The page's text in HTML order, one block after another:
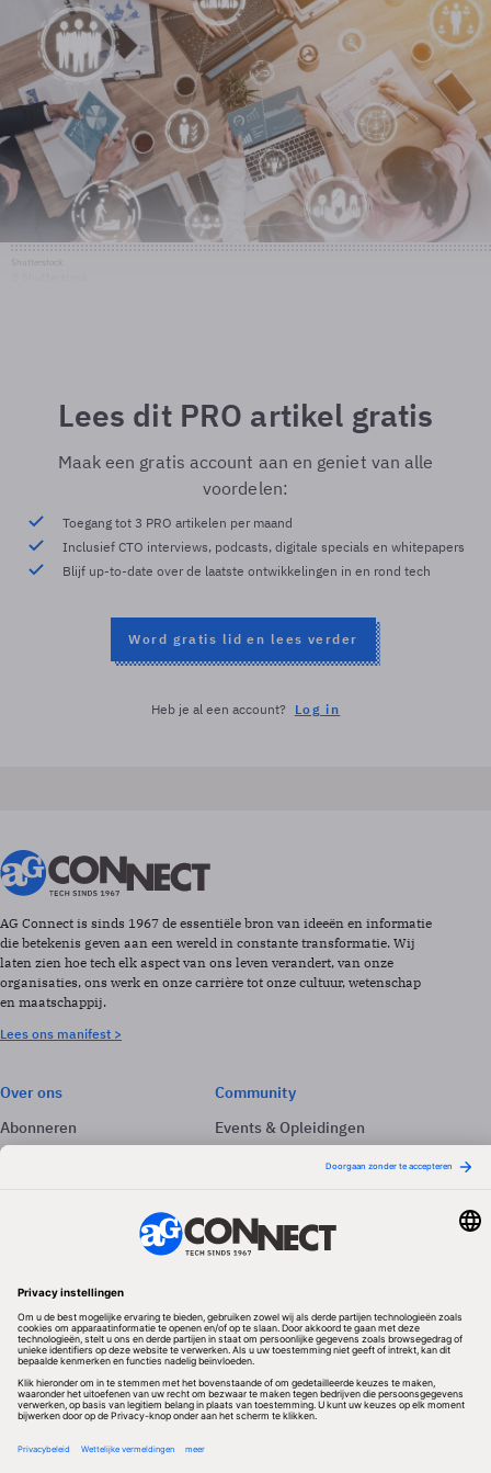
Lees dit PRO artikel gratis
Maak een gratis account aan en geniet van alle
voordelen:
Toegang tot 3 PRO artikelen per maand
Inclusief CTO interviews, podcasts, digitale specials en whitepapers
Blijf up-to-date over de laatste ontwikkelingen in en rond tech
Word gratis lid en lees verder
Heb je al een account? Log in
AG Connect is sinds 1967 de essentiële bron van ideeën en informatie
die betekenis geven aan een wereld in constante transformatie. Wij
laten zien hoe tech elk aspect van ons leven verandert, van onze
organisaties, ons werk en onze carrière tot onze cultuur, wetenschap
en maatschappij.
Lees ons manifest >
Over ons
Abonneren
Adverteren
Community
Events & Opleidingen
Nieuwsbrieven
Volg ons
Redactionele partner